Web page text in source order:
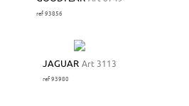
ref 93856
JAGUAR Art 3113
ref 93980